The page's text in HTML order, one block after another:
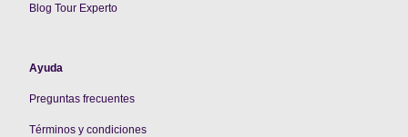
Blog Tour Experto
Ayuda
Preguntas frecuentes
Términos y condiciones